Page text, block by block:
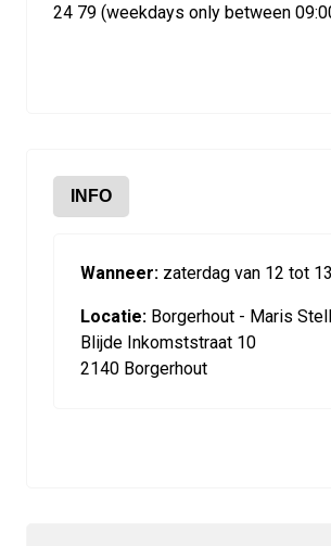
24 79 (weekdays only between
INFO
Wanneer: zaterdag van 12 tot
Locatie: Borgerhout - Maris
Blijde Inkomststraat 10
2140 Borgerhout